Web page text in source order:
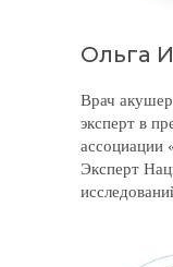
Ольга
Врач
эксперт в
ассоциации
Эксперт
УТОЧНИТЬ